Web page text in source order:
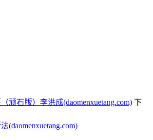
顽石版）李洪成(daomenxuetang.com) 下
(daomenxuetang.com)